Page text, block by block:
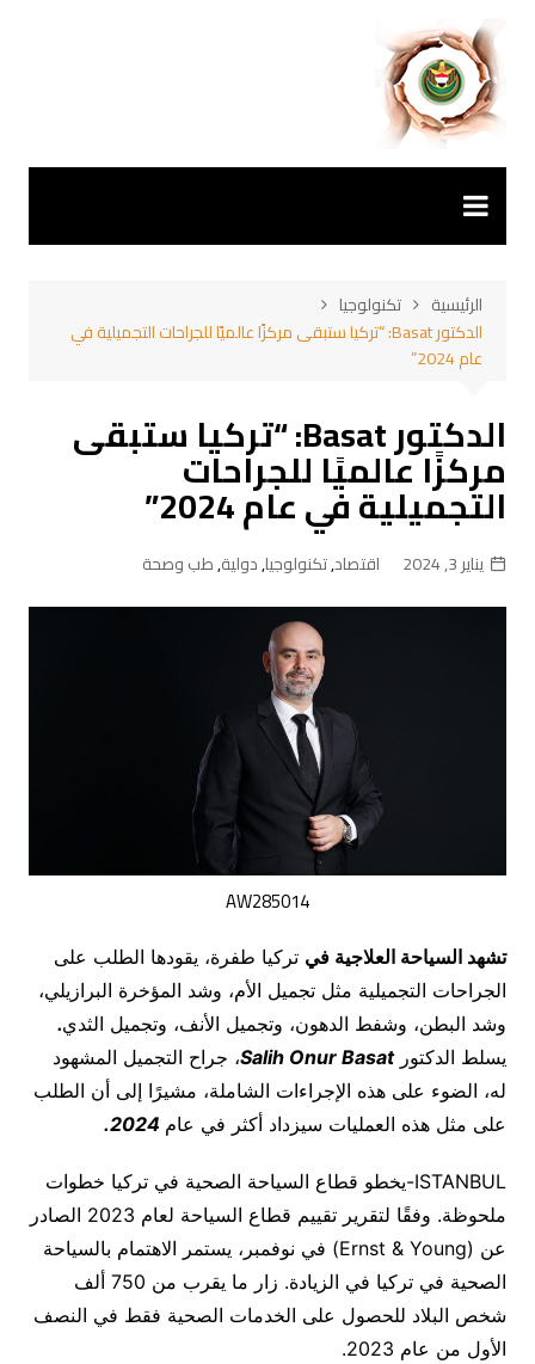
المحتوى
الرئيسية
تكنولوجيا
الدكتور Basat: “تركيا ستبقى مركزًا عالميًا للجراحات التجميلية في
عام 2024”
الدكتور Basat: “تركيا ستبقى
مركزًا عالميًا للجراحات
التجميلية في عام 2024”
يناير 3, 2024 اقتصاد,تكنولوجيا,دولية,طب وصحة
AW285014
تشهد السياحة العلاجية في تركيا طفرة، يقودها الطلب على
الجراحات التجميلية مثل تجميل الأم، وشد المؤخرة البرازيلي،
وشد البطن، وشفط الدهون، وتجميل الأنف، وتجميل الثدي.
يسلط الدكتورSalih Onur Basat، جراح التجميل المشهود
له، الضوء على هذه الإجراءات الشاملة، مشيرًا إلى أن الطلب
على مثل هذه العمليات سيزداد أكثر في عام
ISTANBUL-يخطو قطاع السياحة الصحية في تركيا خطوات
ملحوظة. وفقًا لتقرير تقييم قطاع السياحة لعام 2023 الصادر
عن (Ernst & Young) في نوفمبر، يستمر الاهتمام بالسياحة
الصحية في تركيا في الزيادة. زار ما يقرب من 750 ألف
شخص البلاد للحصول على الخدمات الصحية فقط في النصف
الأول من عام 2023.